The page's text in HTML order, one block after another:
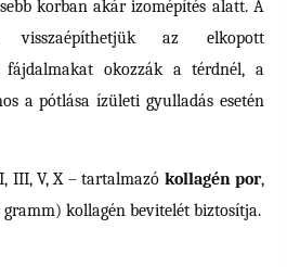
korban akár izomépítés alatt. A
visszaépíthetjük az elkopott
fájdalmakat okozzák a térdnél, a
a pótlása ízületi gyulladás esetén
III, V, X – tartalmazó kollagén por,
kollagén bevitelét biztosítja.